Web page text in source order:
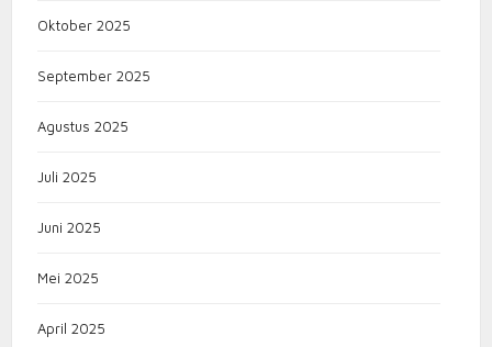
Oktober 2025
September 2025
Agustus 2025
Juli 2025
Juni 2025
Mei 2025
April 2025